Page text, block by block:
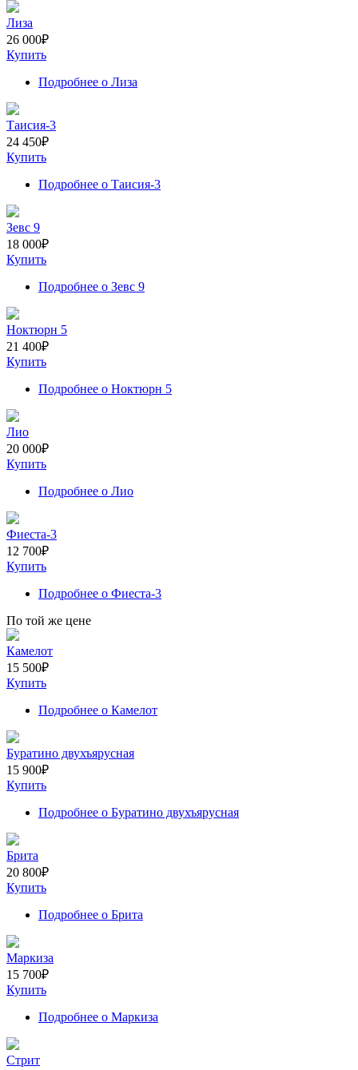
Лиза
26 000₽
Купить
Подробнее о Лиза
Таисия-3
24 450₽
Купить
Подробнее о Таисия-3
Зевс 9
18 000₽
Купить
Подробнее о Зевс 9
Ноктюрн 5
21 400₽
Купить
Подробнее о Ноктюрн 5
Лио
20 000₽
Купить
Подробнее о Лио
Фиеста-3
12 700₽
Купить
Подробнее о Фиеста-3
По той же цене
Камелот
15 500₽
Купить
Подробнее о Камелот
Буратино двухъярусная
15 900₽
Купить
Подробнее о Буратино двухъярусная
Брита
20 800₽
Купить
Подробнее о Брита
Маркиза
15 700₽
Купить
Подробнее о Маркиза
Стрит